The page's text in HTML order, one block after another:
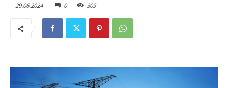
29.06.2024 0 309